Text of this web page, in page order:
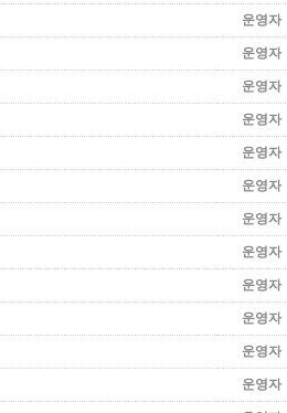
운영자
운영자
운영자
운영자
운영자
운영자
운영자
운영자
운영자
운영자
운영자
운영자